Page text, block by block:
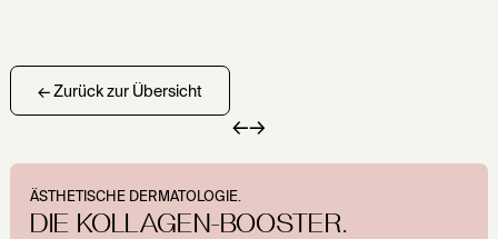
← Zurück zur Übersicht
←→
ÄSTHETISCHE DERMATOLOGIE.
DIE KOLLAGEN-BOOSTER.